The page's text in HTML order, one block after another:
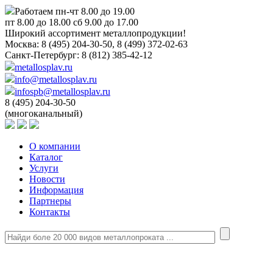
Работаем пн-чт 8.00 до 19.00
пт 8.00 до 18.00 сб 9.00 до 17.00
Широкий ассортимент металлопродукции!
Москва: 8 (495) 204-30-50, 8 (499) 372-02-63
Санкт-Петербург: 8 (812) 385-42-12
metallosplav.ru
info@metallosplav.ru
infospb@metallosplav.ru
8 (495) 204-30-50
(многоканальный)
О компании
Каталог
Услуги
Новости
Информация
Партнеры
Контакты